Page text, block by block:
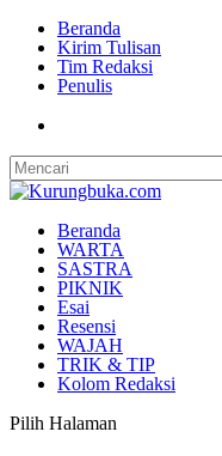
Beranda
Kirim Tulisan
Tim Redaksi
Penulis
Beranda
WARTA
SASTRA
PIKNIK
Esai
Resensi
WAJAH
TRIK & TIP
Kolom Redaksi
Pilih Halaman